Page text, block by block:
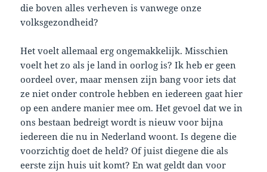
die boven alles verheven is vanwege onze
volksgezondheid?
Het voelt allemaal erg ongemakkelijk. Misschien
voelt het zo als je land in oorlog is? Ik heb er geen
oordeel over, maar mensen zijn bang voor iets dat
ze niet onder controle hebben en iedereen gaat hier
op een andere manier mee om. Het gevoel dat we in
ons bestaan bedreigt wordt is nieuw voor bijna
iedereen die nu in Nederland woont. Is degene die
voorzichtig doet de held? Of juist diegene die als
eerste zijn huis uit komt? En wat geldt dan voor